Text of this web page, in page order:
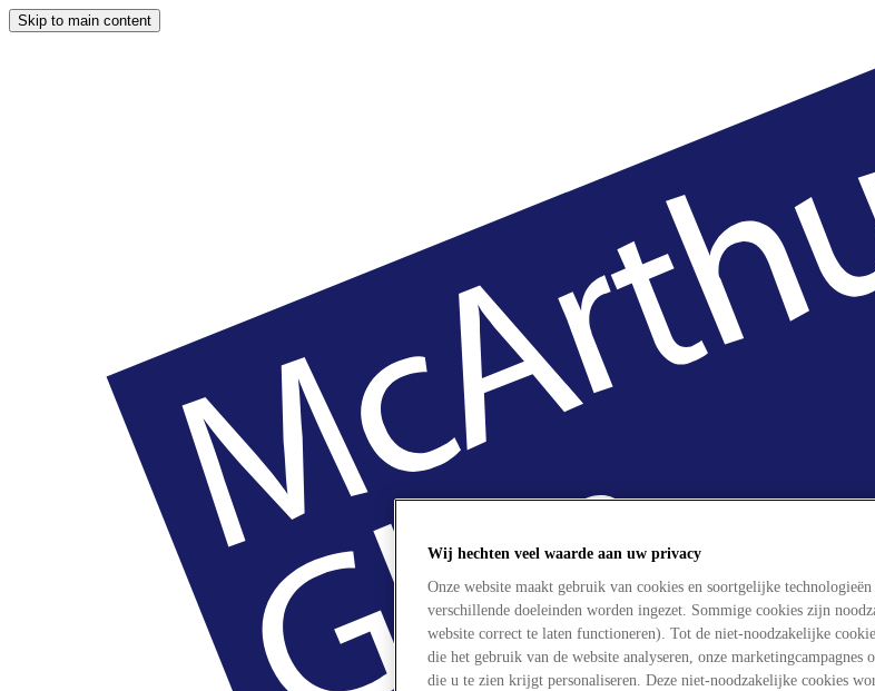
Skip to main content
Wij hechten veel waarde aan uw privacy
Onze website maakt gebruik van cookies en soortgelijke
verschillende doeleinden worden ingezet. Sommige cookies zijn
website correct te laten functioneren). Tot de niet-noodzakelijke
die het gebruik van de website analyseren, onze marketingcampagnes
die u te zien krijgt personaliseren. Deze niet-noodzakelijke cookies